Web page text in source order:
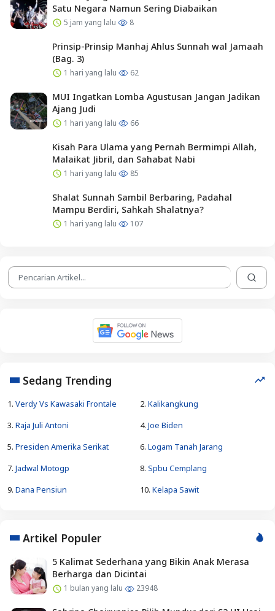
Satu Negara Namun Sering Diabaikan
5 jam yang lalu 8
Prinsip-Prinsip Manhaj Ahlus Sunnah wal Jamaah
(Bag. 3)
1 hari yang lalu 62
MUI Ingatkan Lomba Agustusan Jangan Jadikan
Ajang Judi
1 hari yang lalu 66
Kisah Para Ulama yang Pernah Bermimpi Allah,
Malaikat Jibril, dan Sahabat Nabi
1 hari yang lalu 85
Shalat Sunnah Sambil Berbaring, Padahal
Mampu Berdiri, Sahkah Shalatnya?
1 hari yang lalu 107
Sedang Trending
1. Verdy Vs Kawasaki Frontale 2. Kalikangkung
3. Raja Juli Antoni 4. Joe Biden
5. Presiden Amerika Serikat 6. Logam Tanah Jarang
7. Jadwal Motogp 8. Spbu Cemplang
9. Dana Pensiun 10. Kelapa Sawit
Artikel Populer
5 Kalimat Sederhana yang Bikin Anak Merasa
Berharga dan Dicintai
1 bulan yang lalu 23948